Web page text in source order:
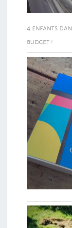
4 enfants
budget !